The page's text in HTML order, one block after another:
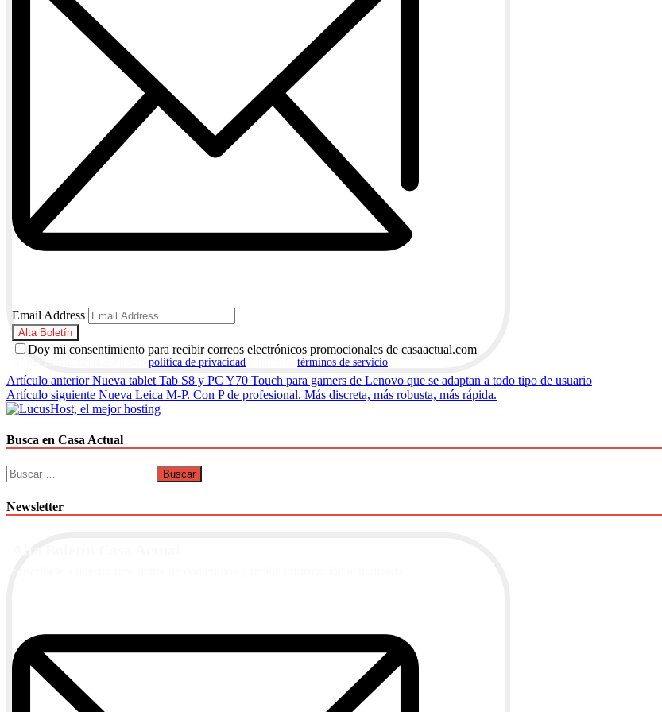
Email Address
Doy mi consentimiento para recibir correos electrónicos promocionales de casaactual.com
política de privacidad términos de servicio
Navegación
de
Artículo anterior Nueva tablet Tab S8 y PC Y70 Touch para gamers de Lenovo que se adaptan a todo tipo de usuario
Artículo siguiente Nueva Leica M-P. Con P de profesional. Más discreta, más robusta, más rápida.
Busca en Casa Actual
Buscar:
Newsletter